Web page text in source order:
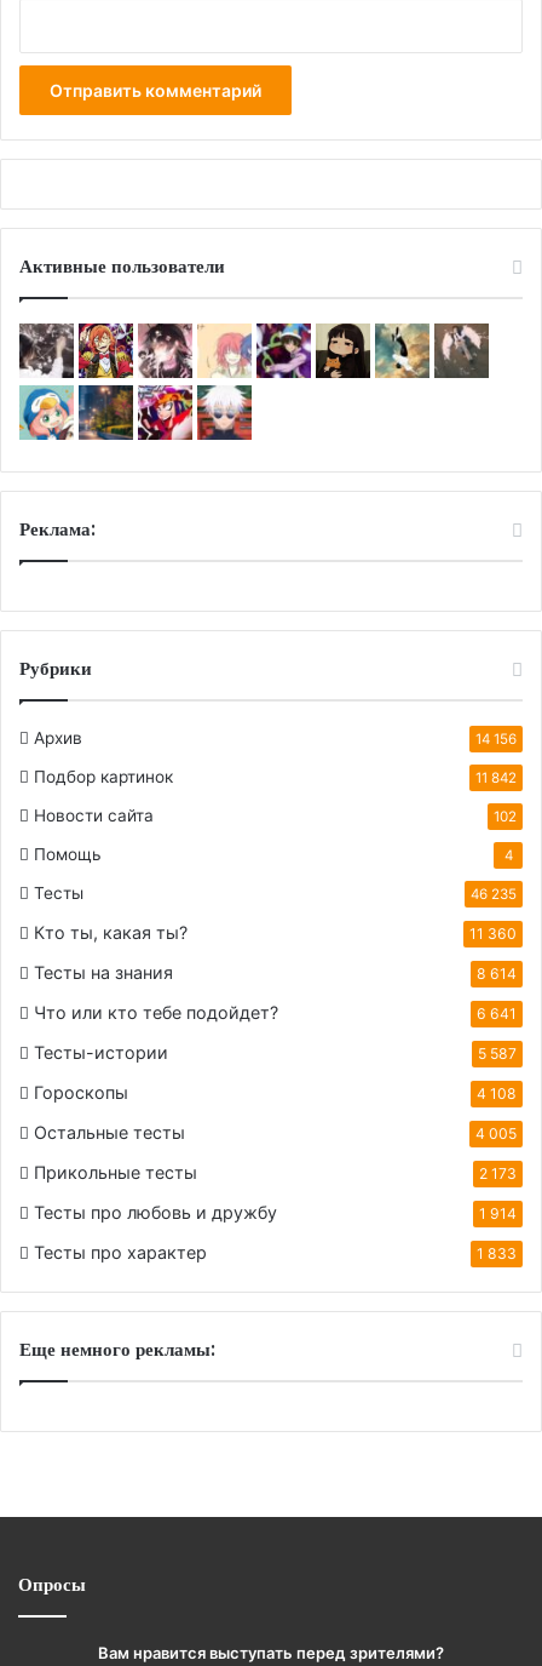
Активные пользователи
Реклама:
Рубрики
Архив 14 156
Подбор картинок 11 842
Новости сайта 102
Помощь 4
Тесты 46 235
Кто ты, какая ты? 11 360
Тесты на знания 8 614
Что или кто тебе подойдет? 6 641
Тесты-истории 5 587
Гороскопы 4 108
Остальные тесты 4 005
Прикольные тесты 2 173
Тесты про любовь и дружбу 1 914
Тесты про характер 1 833
Еще немного рекламы:
Опросы
Вам нравится выступать перед зрителями?